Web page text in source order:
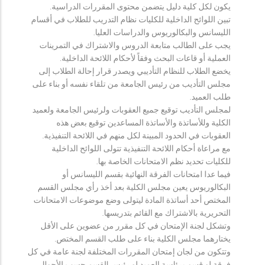
يكون لكل كلية دليل يتضمن محتوى المقررات الدراسية.
تبين اللوائح الداخلية للكليات نظام التدريب للطلاب في أقسام
الليسانس والبكالوريوس والدراسات العليا.
يجب على الطالب متابعة الدروس والاشتراك في التمرينات
العملية أو قاعات البحث وفقاً لأحكام اللائحة الداخلية.
يخضع الطلاب للنظام التأديبي ويصدر قرار إحالة الطلاب إلى
مجلس التأديب من رئيس الجامعة من تلقاء نفسه أو بناء على
طلب العميد.
لمجلس التأديب توقيع جميع العقوبات ولرئيس الجامعة ولعميد
الكلية وللأساتذة والأساتذة المساعدين توقيع بعض هذه
العقوبات في الحدود المبينة لكل منهم في اللائحة التنفيذية.
مع مراعاة أحكام اللائحة التنفيذية تتولى اللوائح الداخلية
للكليات تحديد نظم الامتحانات الخاصة بها.
فيما عدا امتحانات الفرقة النهائية بقسم الليسانس أو
البكالوريوس يعين مجلس الكلية بعد أخذ رأي مجلس القسم
المختص أحد أساتذة المادة ليتولى وضع موضوعات الامتحانات
التحريرية بالاشتراك مع القائم بتدريسها.
وتشكل لجنة الإمتحان في كل مقرر من عضوين على الأقل
يختارهما مجلس الكلية بناء على طلب القسم المختص.
وتتكون من لجان إمتحان المقررات المختلفة لجنة عامة في كل